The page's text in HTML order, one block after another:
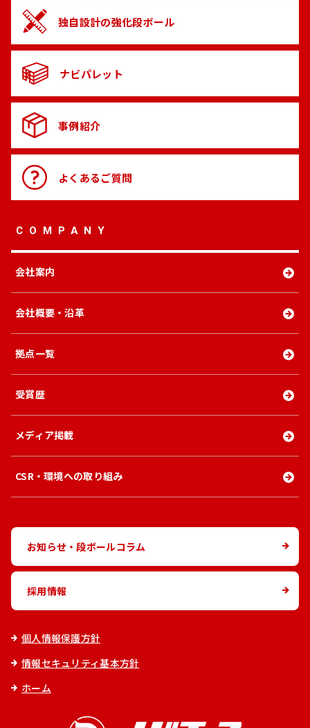
個人情報保護方針
情報セキュリティ基本方針
ホーム
独自設計の強化段ボール
ナビパレット
事例紹介
よくあるご質問
COMPANY
会社案内
会社概要・沿革
拠点一覧
受賞歴
メディア掲載
CSR・環境への取り組み
お知らせ・段ボールコラム
採用情報